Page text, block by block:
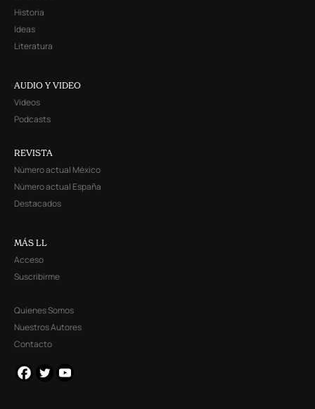
Historia
Ideas
Literatura
AUDIO Y VIDEO
Videos
Podcasts
REVISTA
Número actual México
Número actual España
Destacados
MÁS LL
Acceso
Suscribirme
Quienes Somos
Nuestros Autores
Contacto